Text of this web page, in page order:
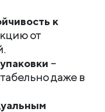
к
от
–
даже в